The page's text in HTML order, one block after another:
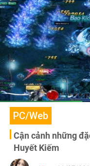
webgame Huyết Kiếm.
PC/Web
Cận cảnh những
Huyết Kiếm